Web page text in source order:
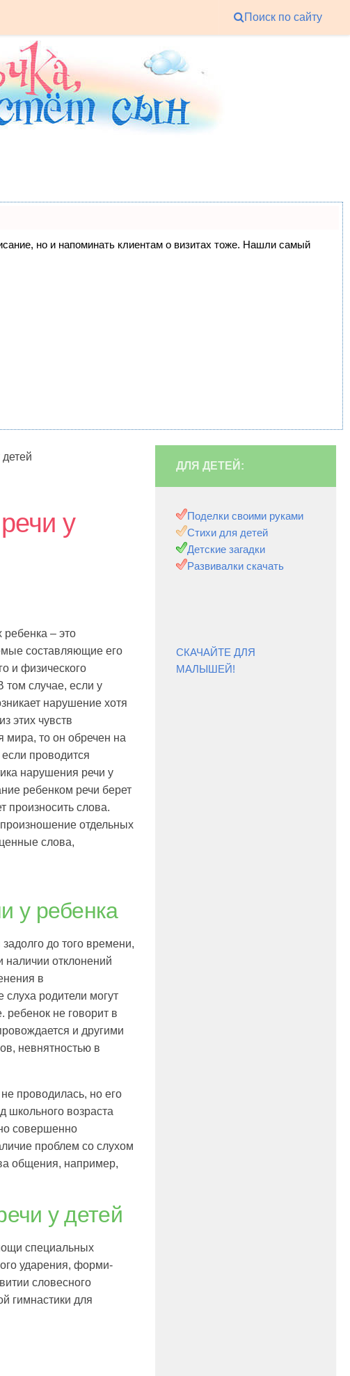
Поиск по сайту
но и напоминать клиентам о визитах тоже. Нашли самый
у
ребенка – это
составляющие его
и физического
том случае, если у
нарушение хотя
этих чувств
мира, то он обречен на
проводится
нарушения речи у
ребенком речи берет
произносить слова.
отдельных
слова,
у ребенка
до того времени,
наличии отклонений
в
родители могут
ребенок не говорит в
и другими
невнятностью в
проводилась, но его
школьного возраста
совершенно
проблем со слухом
общения, например,
у детей
специальных
ударения, форми­
словесного
гимнастики для
ДЛЯ ДЕТЕЙ:
Поделки своими руками
Стихи для детей
Детские загадки
Развивалки скачать
СКАЧАЙТЕ ДЛЯ
МАЛЫШЕЙ!